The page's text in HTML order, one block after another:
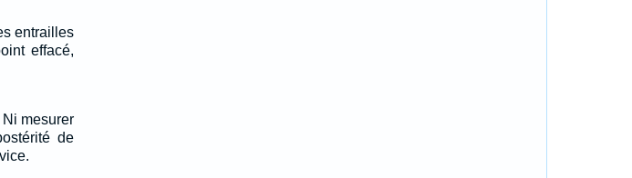
entrailles
effacé,
mesurer
de